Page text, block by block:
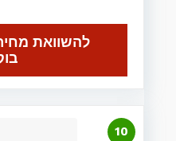
להשוואת
10